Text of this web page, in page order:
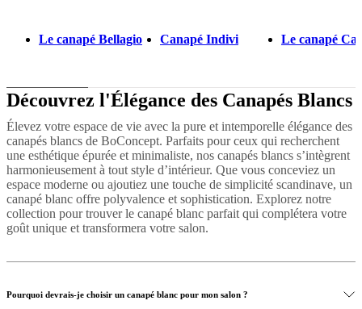
Le canapé Bellagio Canapé Indivi Le canapé
Découvrez l'Élégance des Canapés Blancs
Élevez votre espace de vie avec la pure et intemporelle élégance des
canapés blancs de BoConcept. Parfaits pour ceux qui recherchent
une esthétique épurée et minimaliste, nos canapés blancs s’intègrent
harmonieusement à tout style d’intérieur. Que vous conceviez un
espace moderne ou ajoutiez une touche de simplicité scandinave, un
canapé blanc offre polyvalence et sophistication. Explorez notre
collection pour trouver le canapé blanc parfait qui complétera votre
goût unique et transformera votre salon.
Pourquoi devrais-je choisir un canapé blanc pour mon salon ?